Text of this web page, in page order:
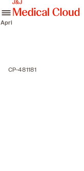
Apri
CP-481181